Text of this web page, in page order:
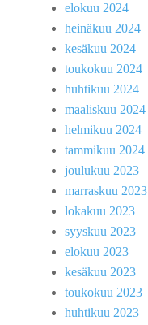
elokuu 2024
heinäkuu 2024
kesäkuu 2024
toukokuu 2024
huhtikuu 2024
maaliskuu 2024
helmikuu 2024
tammikuu 2024
joulukuu 2023
marraskuu 2023
lokakuu 2023
syyskuu 2023
elokuu 2023
kesäkuu 2023
toukokuu 2023
huhtikuu 2023